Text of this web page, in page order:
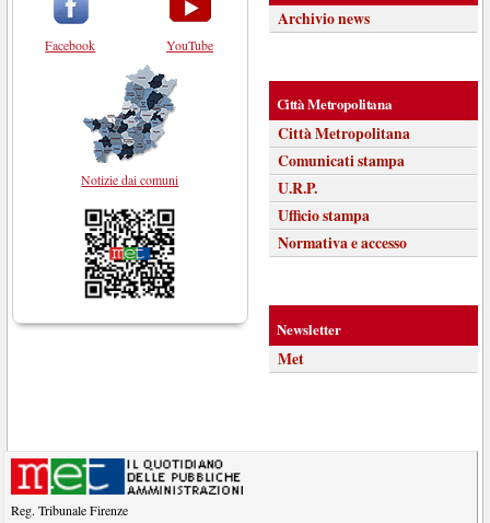
Facebook YouTube
Notizie dai comuni
Archivio news
Città Metropolitana
Città Metropolitana
Comunicati stampa
U.R.P.
Ufficio stampa
Normativa e accesso
Newsletter
Met
Reg. Tribunale Firenze